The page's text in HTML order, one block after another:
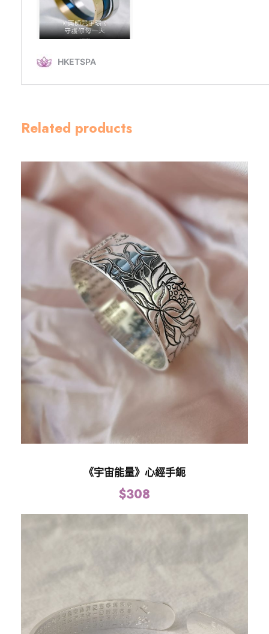
Related products
《宇宙能量》心經手鈪
$308